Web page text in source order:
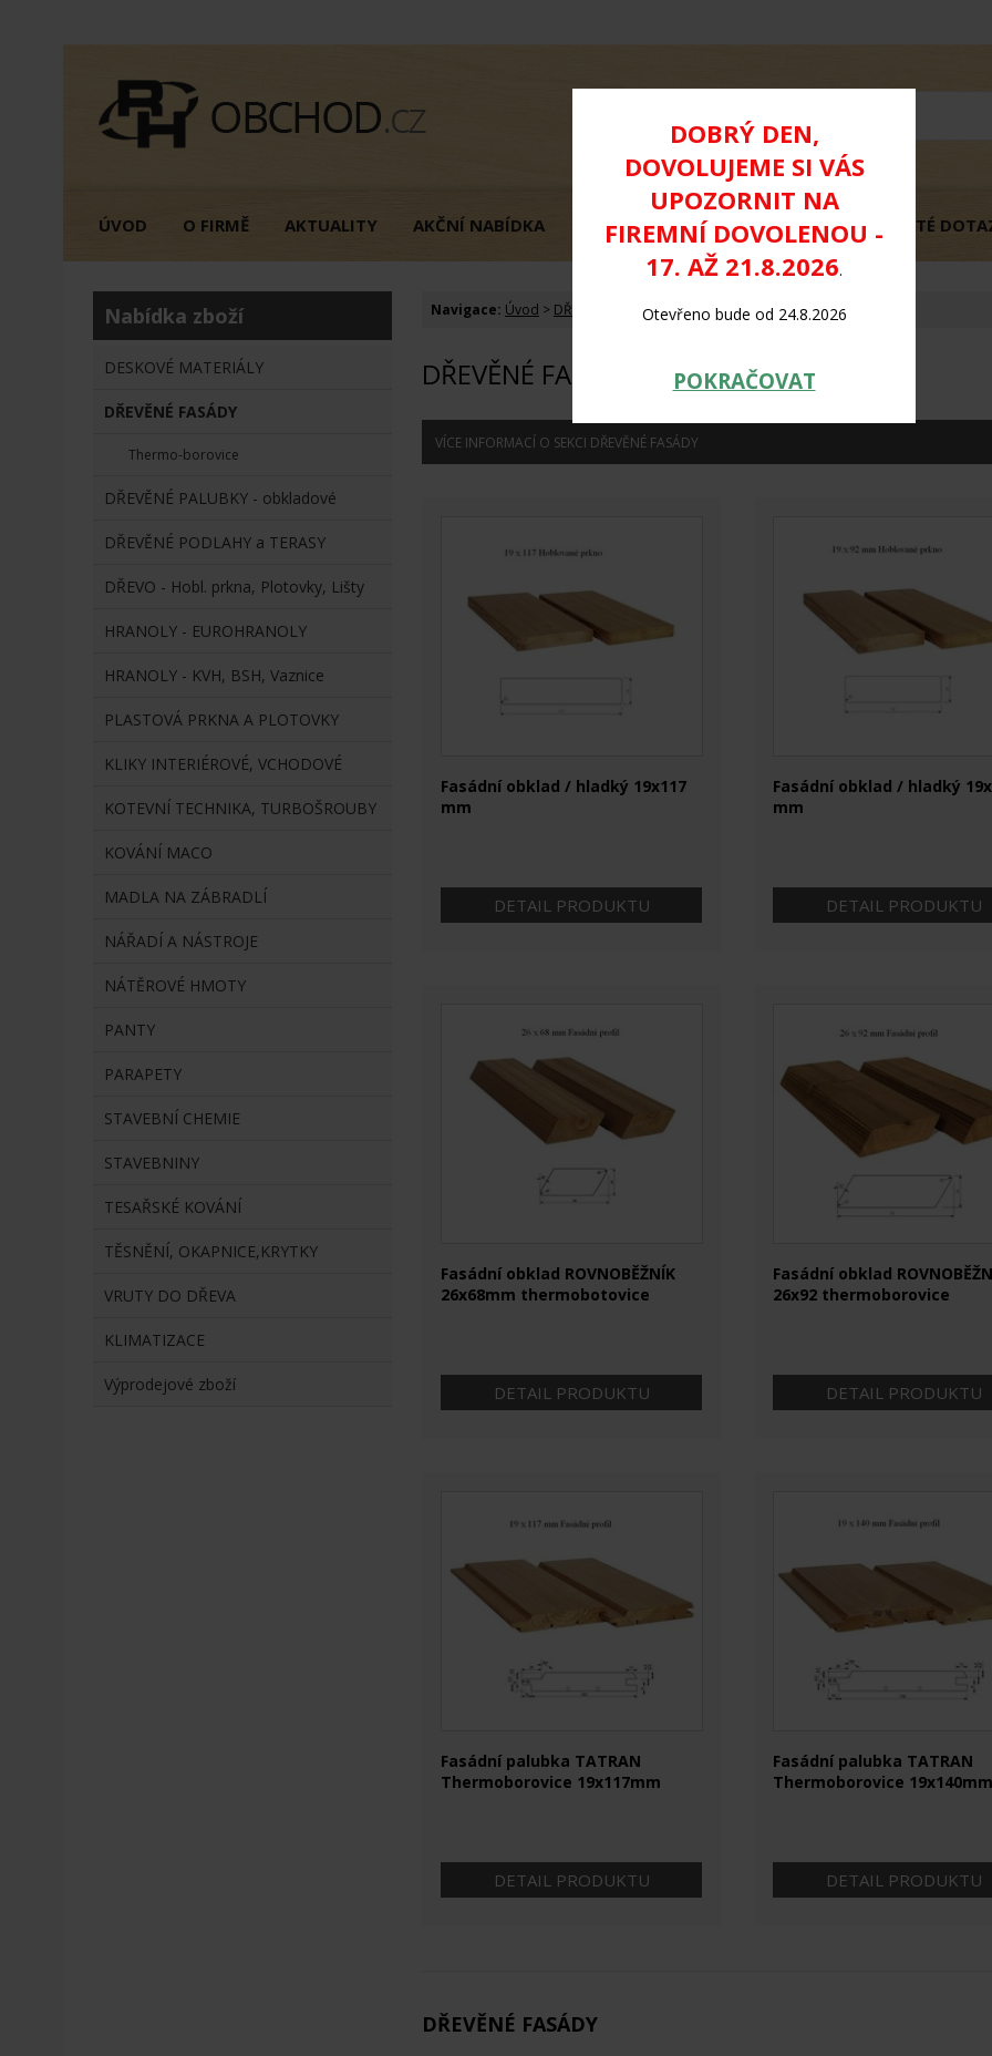
DOBRÝ DEN,
DOVOLUJEME SI VÁS
UPOZORNIT NA
FIREMNÍ DOVOLENOU -
17. AŽ 21.8.2026.
Otevřeno bude od 24.8.2026
POKRAČOVAT
ÚVOD O FIRMĚ AKTUALITY AKČNÍ NABÍDKA OBCHODNÍ PODMÍNKY GDPR ČASTÉ
Nabídka zboží
DESKOVÉ MATERIÁLY
DŘEVĚNÉ FASÁDY
Thermo-borovice
DŘEVĚNÉ PALUBKY - obkladové
DŘEVĚNÉ PODLAHY a TERASY
DŘEVO - Hobl. prkna, Plotovky, Lišty
HRANOLY - EUROHRANOLY
HRANOLY - KVH, BSH, Vaznice
PLASTOVÁ PRKNA A PLOTOVKY
KLIKY INTERIÉROVÉ, VCHODOVÉ
KOTEVNÍ TECHNIKA, TURBOŠROUBY
KOVÁNÍ MACO
MADLA NA ZÁBRADLÍ
NÁŘADÍ A NÁSTROJE
NÁTĚROVÉ HMOTY
PANTY
PARAPETY
STAVEBNÍ CHEMIE
STAVEBNINY
TESAŘSKÉ KOVÁNÍ
TĚSNĚNÍ, OKAPNICE,KRYTKY
VRUTY DO DŘEVA
KLIMATIZACE
Výprodejové zboží
Navigace: Úvod > DŘEVĚNÉ FASÁDY
DŘEVĚNÉ FASÁDY
VÍCE INFORMACÍ O SEKCI DŘEVĚNÉ FASÁDY
Fasádní obklad / hladký 19x117
mm
DETAIL PRODUKTU
Fasádní obklad / hladký
mm
DETAIL PRODUKTU
Fasádní obklad ROVNOBĚŽNÍK
26x68mm thermobotovice
DETAIL PRODUKTU
Fasádní obklad
26x92 thermoborovice
DETAIL PRODUKTU
Fasádní palubka TATRAN
Thermoborovice 19x117mm
DETAIL PRODUKTU
Fasádní palubka TATRAN
Thermoborovice 19x140mm
DETAIL PRODUKTU
DŘEVĚNÉ FASÁDY